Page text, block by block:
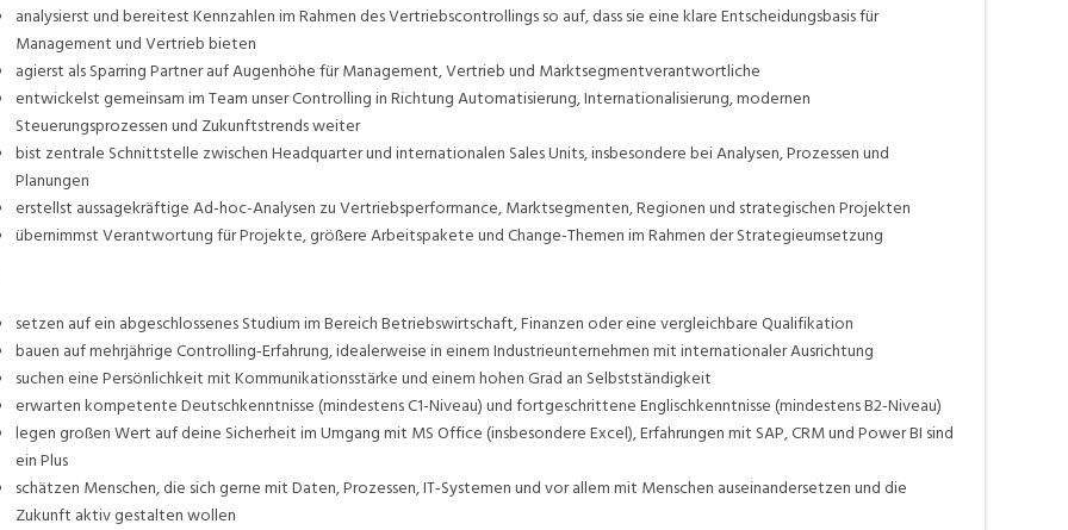
analysierst und bereitest Kennzahlen im Rahmen des Vertriebscontrollings so auf, dass sie eine klare Entscheidungsbasis für
Management und Vertrieb bieten
agierst als Sparring Partner auf Augenhöhe für Management, Vertrieb und Marktsegmentverantwortliche
entwickelst gemeinsam im Team unser Controlling in Richtung Automatisierung, Internationalisierung, modernen
Steuerungsprozessen und Zukunftstrends weiter
bist zentrale Schnittstelle zwischen Headquarter und internationalen Sales Units, insbesondere bei Analysen, Prozessen und
Planungen
erstellst aussagekräftige Ad-hoc-Analysen zu Vertriebsperformance, Marktsegmenten, Regionen und strategischen Projekten
übernimmst Verantwortung für Projekte, größere Arbeitspakete und Change-Themen im Rahmen der Strategieumsetzung
setzen auf ein abgeschlossenes Studium im Bereich Betriebswirtschaft, Finanzen oder eine vergleichbare Qualifikation
bauen auf mehrjährige Controlling‑Erfahrung, idealerweise in einem Industrieunternehmen mit internationaler Ausrichtung
suchen eine Persönlichkeit mit Kommunikationsstärke und einem hohen Grad an Selbstständigkeit
erwarten kompetente Deutschkenntnisse (mindestens C1-Niveau) und fortgeschrittene Englischkenntnisse (mindestens B2-Niveau)
legen großen Wert auf deine Sicherheit im Umgang mit MS Office (insbesondere Excel), Erfahrungen mit SAP, CRM und Power BI sind
ein Plus
schätzen Menschen, die sich gerne mit Daten, Prozessen, IT‑Systemen und vor allem mit Menschen auseinandersetzen und die
Zukunft aktiv gestalten wollen